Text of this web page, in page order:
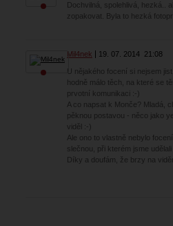
Dochvilná, spolehlivá, hezká..
zopakovat. Byla to hezká
Mil4nek 19. 07. 2014 21:08
U nějakého focení si nejsem
hodně málo těch, na které se
prvotní komunikaci :-)
A co napsat k Monče? Mladá,
pěknou postavou - něco jako
viděl :-)
Ale ono to vlastně nebylo
slečnou, při kterém jsme
Díky a doufám, že brzy na